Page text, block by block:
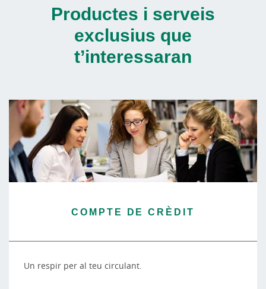
Productes i serveis
exclusius que
t’interessaran
COMPTE DE CRÈDIT
Un respir per al teu circulant.